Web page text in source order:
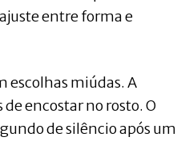
entre forma e
escolhas miúdas. A
encostar no rosto. O
de silêncio após um